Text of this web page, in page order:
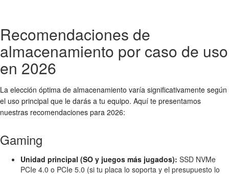
Recomendaciones de
almacenamiento por caso de uso
en 2026
La elección óptima de almacenamiento varía significativamente según
el uso principal que le darás a tu equipo. Aquí te presentamos
nuestras recomendaciones para 2026:
Gaming
Unidad principal (SO y juegos más jugados): SSD NVMe
PCIe 4.0 o PCIe 5.0 (si tu placa lo soporta y el presupuesto lo